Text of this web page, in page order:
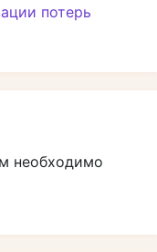
потерь
необходимо